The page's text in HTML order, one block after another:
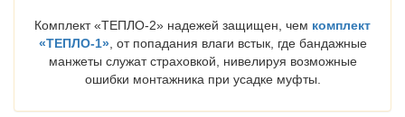
Комплект «ТЕПЛО-2» надежей защищен, чем комплект
«ТЕПЛО-1», от попадания влаги встык, где бандажные
манжеты служат страховкой, нивелируя возможные
ошибки монтажника при усадке муфты.